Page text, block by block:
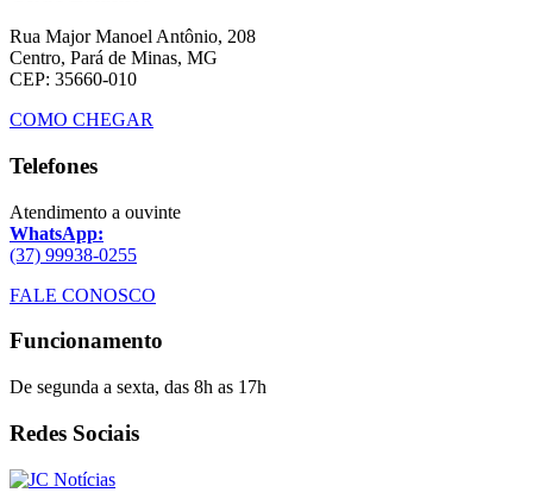
Rua Major Manoel Antônio, 208
Centro, Pará de Minas, MG
CEP: 35660-010
COMO CHEGAR
Telefones
Atendimento a ouvinte
WhatsApp:
(37) 99938-0255
FALE CONOSCO
Funcionamento
De segunda a sexta, das 8h as 17h
Redes Sociais